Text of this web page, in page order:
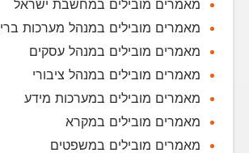
מאמרים מובילים במחשבת ישראל
מאמרים מובילים במנהל מערכות
מאמרים מובילים במנהל עסקים
מאמרים מובילים במנהל ציבורי
מאמרים מובילים במערכות מידע
מאמרים מובילים במקרא
מאמרים מובילים במשפטים